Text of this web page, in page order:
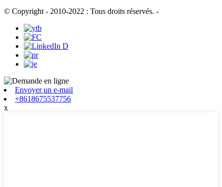
© Copyright - 2010-2022 : Tous droits réservés. -
Envoyer un e-mail
+8618675537756
x